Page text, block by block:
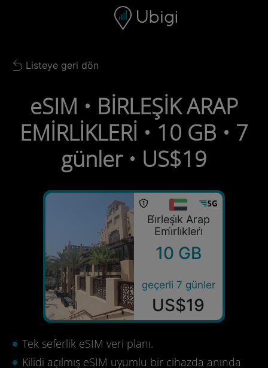
Gezinme çubuğu Alt bilgi
Back to list
Listeye geri dön
eSIM • BİRLEŞİK ARAP
EMİRLİKLERİ • 10 GB • 7
günler • US$19
Bi̇rleşi̇k Arap
Emi̇rli̇kleri̇
10 GB
geçerli 7 günler
US$19
Tek seferlik eSIM veri planı.
Kilidi açılmış eSIM uyumlu bir cihazda anında